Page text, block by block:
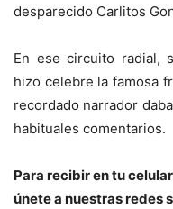
desparecido Carlitos
En ese circuito radial,
hizo celebre la famosa
recordado narrador
habituales comentarios.
Para recibir en tu
únete a nuestras redes